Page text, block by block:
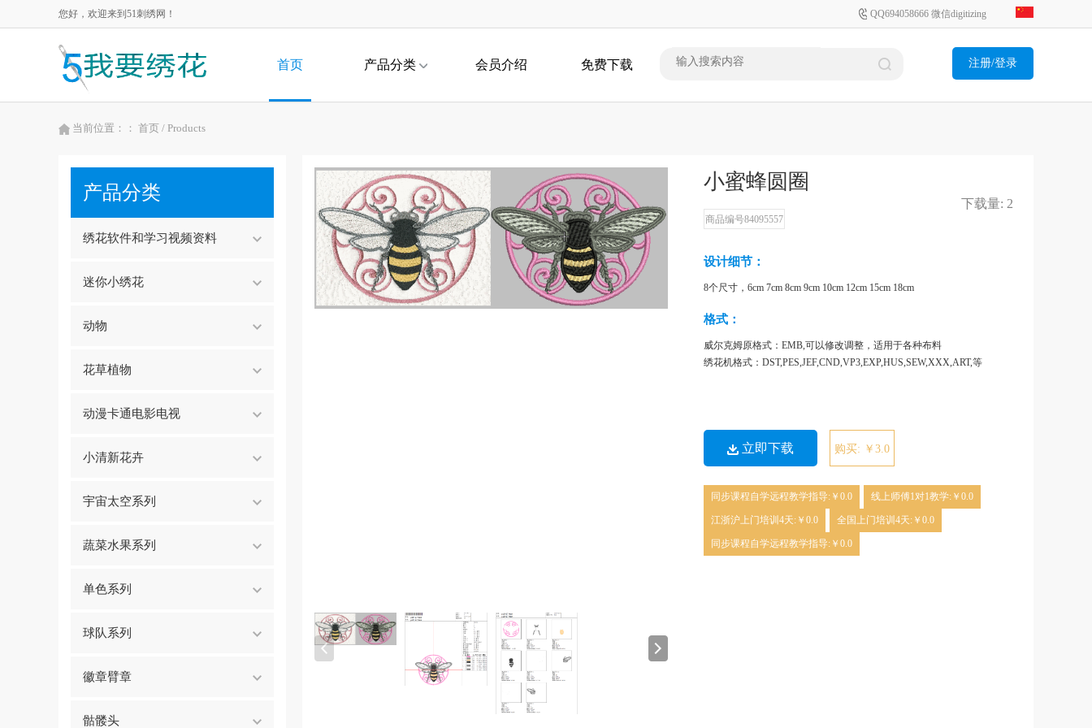
您好，欢迎来到51刺绣网！ QQ694058666 微信digitizing
注册/登录
首页 产品分类 会员介绍 免费下载
当前位置：： 首页 / Products
产品分类
绣花软件和学习视频资料
迷你小绣花
动物
花草植物
动漫卡通电影电视
小清新花卉
宇宙太空系列
蔬菜水果系列
单色系列
球队系列
徽章臂章
骷髅头
小蜜蜂圆圈
下载量: 2
商品编号84095557
设计细节：
8个尺寸，6cm 7cm 8cm 9cm 10cm 12cm 15cm 18cm
格式：
威尔克姆原格式：EMB,可以修改调整，适用于各种布料
绣花机格式：DST,PES,JEF,CND,VP3,EXP,HUS,SEW,XXX,ART,等
立即下载 购买: ￥3.0
同步课程自学远程教学指导:￥0.0 线上师傅1对1教学:￥0.0
江浙沪上门培训4天:￥0.0 全国上门培训4天:￥0.0
同步课程自学远程教学指导:￥0.0